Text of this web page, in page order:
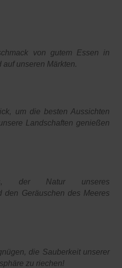
von gutem Essen in
unseren Märkten.
um die besten Aussichten
Landschaften genießen
der Natur unseres
den Geräuschen des Meeres
die Sauberkeit unserer
zu riechen!